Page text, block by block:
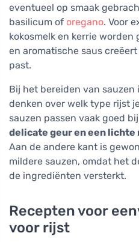
eventueel op smaak
basilicum of oregano. Voor
kokosmelk en kerrie
en aromatische saus
past.
Bij het bereiden van
denken over welk type rijst
sauzen passen vaak goed
delicate geur en een lichte
Aan de andere kant is
mildere sauzen, omdat het
de ingrediënten versterkt.
Recepten voor
voor rijst